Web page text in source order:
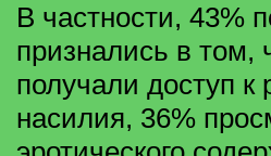
В частности, 43%
признались в том,
получали доступ
насилия, 36%